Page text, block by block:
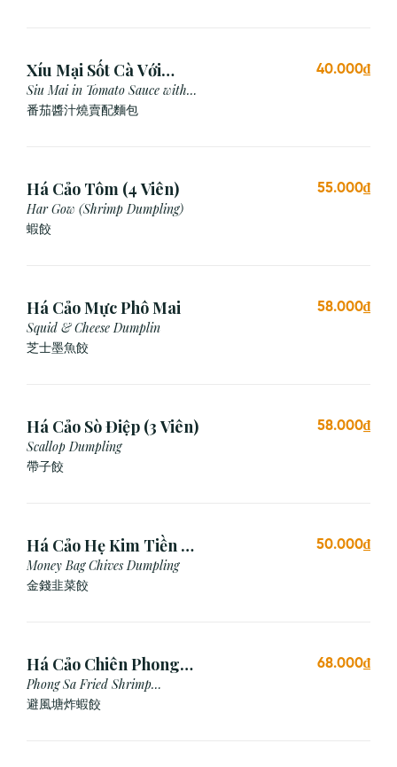
Xíu Mại Sốt Cà Với
Bánh Mì (1 Viên)
Siu Mai in Tomato Sauce with
Bread
番茄醬汁燒賣配麵包
40.000₫
Há Cảo Tôm (4 Viên)
Har Gow (Shrimp Dumpling)
蝦餃
55.000₫
Há Cảo Mực Phô Mai
Squid & Cheese Dumplin
芝⼠墨⿂餃
58.000₫
Há Cảo Sò Điệp (3 Viên)
Scallop Dumpling
帶子餃
58.000₫
Há Cảo Hẹ Kim Tiền (3
Viên)
Money Bag Chives Dumpling
金錢韭菜餃
50.000₫
Há Cảo Chiên Phong
Sa
Phong Sa Fried Shrimp
Dumpling (Garlic Breadcrumb)
避風塘炸蝦餃
68.000₫